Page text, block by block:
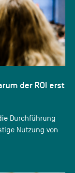
der ROI erst
Durchführung
Nutzung von